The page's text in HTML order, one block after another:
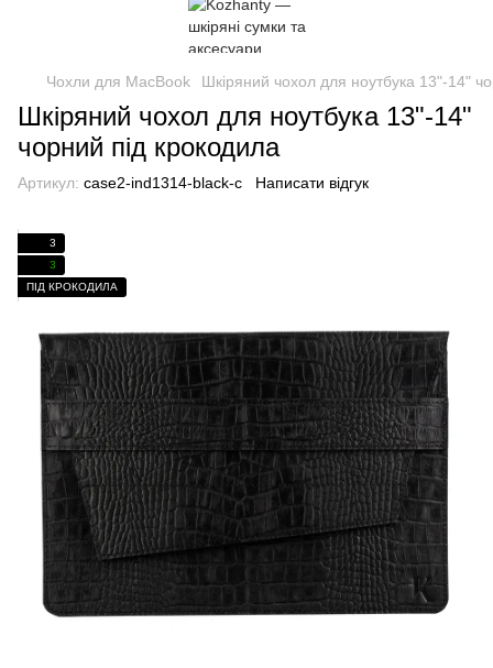
Чохли для MacBook Шкіряний чохол для ноутбука 13"-14"
Шкіряний чохол для ноутбука 13"-14"
чорний під крокодила
Артикул: case2-ind1314-black-c Написати відгук
3
3
ПІД КРОКОДИЛА